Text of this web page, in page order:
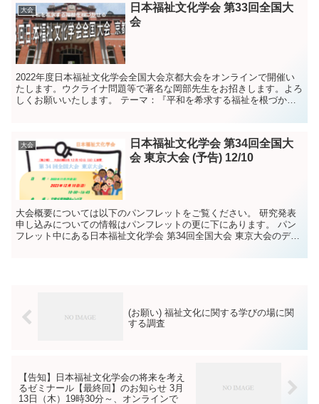
大会
日本福祉文化学会 第33回全国大
会
2022年度日本福祉文化学会全国大会京都大会をオンラインで開催い
たします。ウクライナ問題等で著名な岡部先生をお招きします。よろ
しくお願いいたします。 テーマ：『平和を希求する福祉を根づかせ
大会
日本福祉文化学会 第34回全国大
会 東京大会 (予告) 12/10
大会概要については以下のパンフレットをご覧ください。 研究発表
申し込みについての情報はパンフレットの更に下にあります。 パン
フレット中にある日本福祉文化学会 第34回全国大会 東京大会のデジ
(お願い) 福祉文化に関する学びの場に関
する調査
【告知】日本福祉文化学会の将来を考え
るゼミナール【最終回】のお知らせ 3月
13日（木）19時30分～、オンラインで